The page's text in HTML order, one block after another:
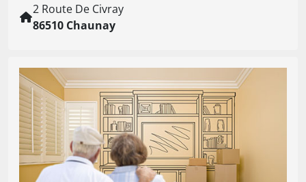
2 Route De Civray
86510 Chaunay